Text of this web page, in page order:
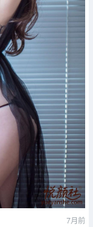
7月前